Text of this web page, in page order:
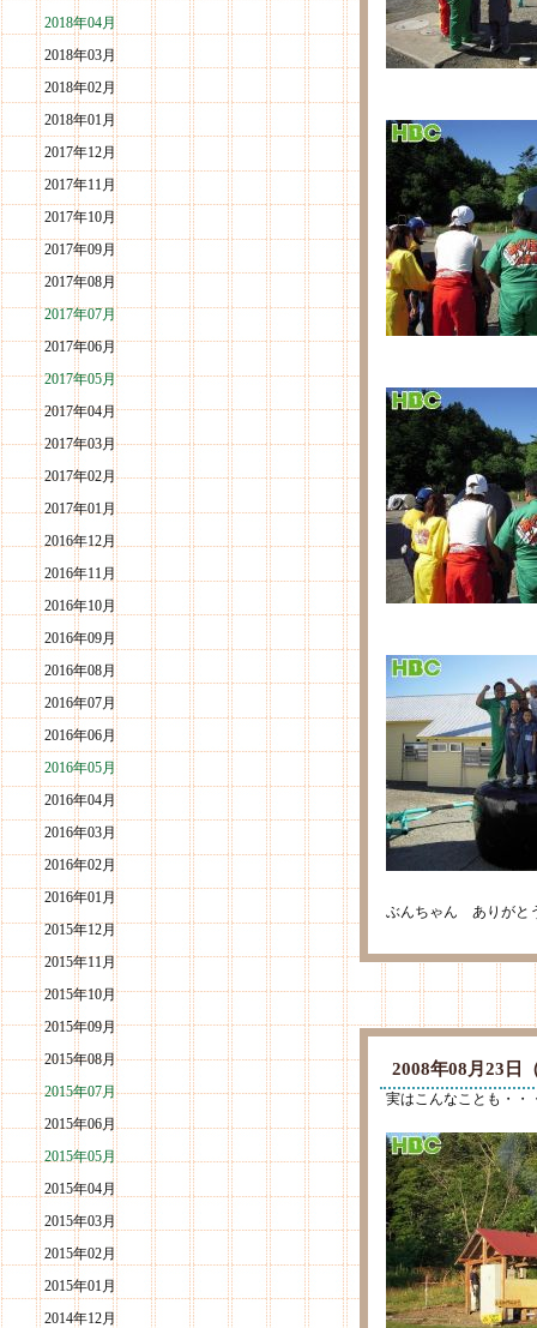
2018年04月
2018年03月
2018年02月
2018年01月
2017年12月
2017年11月
2017年10月
2017年09月
2017年08月
2017年07月
2017年06月
2017年05月
2017年04月
2017年03月
2017年02月
2017年01月
2016年12月
2016年11月
2016年10月
2016年09月
2016年08月
2016年07月
2016年06月
2016年05月
2016年04月
2016年03月
2016年02月
2016年01月
2015年12月
2015年11月
2015年10月
2015年09月
2015年08月
2015年07月
2015年06月
2015年05月
2015年04月
2015年03月
2015年02月
2015年01月
2014年12月
ぶんちゃん ありがと
2008年08月23
実はこんなことも・・